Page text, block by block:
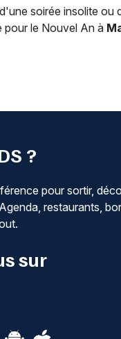
soirée insolite ou
pour le Nouvel An à
?
pour sortir,
restaurants,
sur